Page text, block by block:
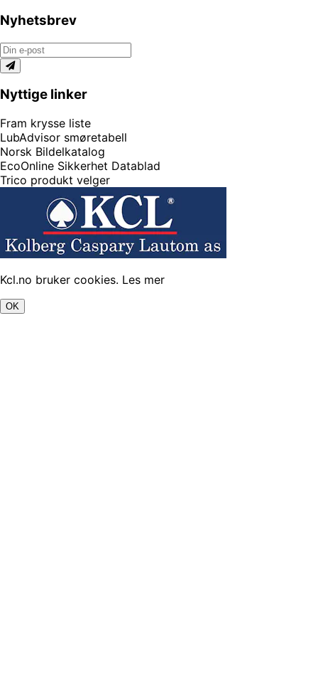
Nyhetsbrev
Nyttige linker
Fram krysse liste
LubAdvisor smøretabell
Norsk Bildelkatalog
EcoOnline Sikkerhet Datablad
Trico produkt velger
Kcl.no bruker cookies. Les mer
OK